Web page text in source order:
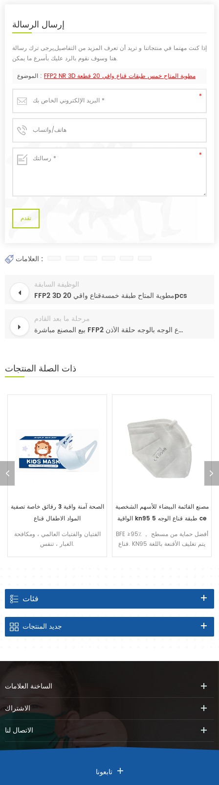
إرسال الرسالة
إذا كنت مهتما في منتجاتنا و تريد أن تعرف المزيد من التفاصيل,يرجى ترك رسالة
هنا وسوف نقوم بالرد عليك بأسرع ما يمكن.
الموضوع :
FFP2 NR 3D مطوية المتاح خمس طبقات قناع واقي 20 قطعة
العلامات :
الوظيفة السابقة
FFP2 3D مطوية المتاح طبقة خمسةقناع واقي 20pcs
مرحلة ما بعد القادم
بيع المصنع مباشرة FFP2 قناع الوجه قناع الوجه المتاح 5 قناع الوجه بالوجه حلقة الأذن
ذات الصلة المنتجات
الصحة آمنة واقية 3 رقائق خاصة تصفية
المواد الاطفال قناع
الفتيان والفتيات العالمي ، ومكافحة
الغبار ، تنفس.
مصنع القائمة البيضاء للأسهم الشخصية
الواقية kn95 5 طبقة قناع الوجه ce
FFP2
BFE ≥95٪ ， أفضل حماية من مسطح
قناع. KN95 يتم تغليف الأقنعة باللغة
فئات
جديد المنتجات
الساخنة العلامات
الاشتراك
الاتصال لنا
تابعونا